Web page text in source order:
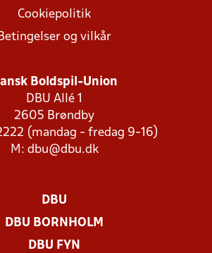
Cookiepolitik
Betingelser og vilkår
Boldspil-Union
DBU Allé 1
2605 Brøndby
(mandag - fredag 9-16)
M: dbu@dbu.dk
DBU
DBU BORNHOLM
DBU FYN